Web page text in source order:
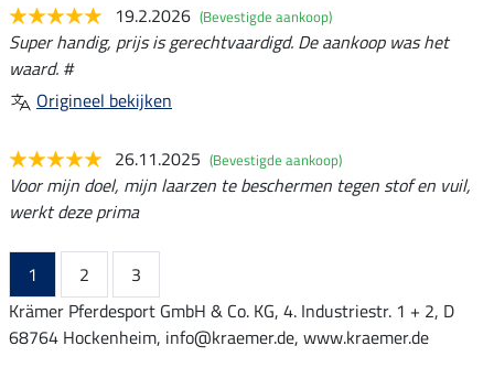
19.2.2026 (Bevestigde aankoop)
Super handig, prijs is gerechtvaardigd. De aankoop was het
waard. #
Origineel bekijken
26.11.2025 (Bevestigde aankoop)
Voor mijn doel, mijn laarzen te beschermen tegen stof en vuil,
werkt deze prima
1 2
3
Krämer Pferdesport GmbH & Co. KG, 4. Industriestr. 1 + 2, D
68764 Hockenheim, info@kraemer.de, www.kraemer.de